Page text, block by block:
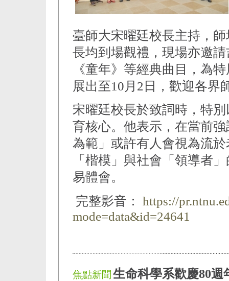
臺師大宋曜廷校長主持，
長均到場觀禮，現場亦邀
《童年》等經典曲目，為
展出至10月2日，歡迎各界
宋曜廷校長於致詞時，特別
育核心。他表示，在當前
為範」或許有人會視為流
「楷模」與社會「領導者
易體會。
完整影音：
https://
mode=data&id=24641
焦點新聞生命科學系歡慶80週